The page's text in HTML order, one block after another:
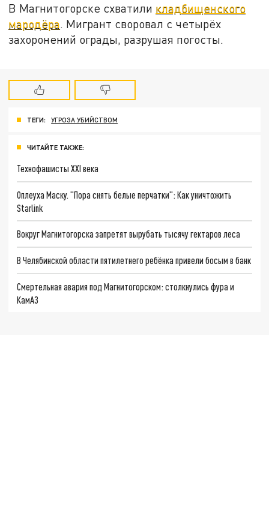
В Магнитогорске схватили кладбищенского
мародёра . Мигрант своровал с четырёх
захоронений ограды, разрушая погосты.
ТЕГИ: УГРОЗА УБИЙСТВОМ
ЧИТАЙТЕ ТАКЖЕ:
Технофашисты XXI века
Оплеуха Маску. "Пора снять белые перчатки": Как уничтожить
Starlink
Вокруг Магнитогорска запретят вырубать тысячу гектаров леса
В Челябинской области пятилетнего ребёнка привели босым в банк
Смертельная авария под Магнитогорском: столкнулись фура и
КамАЗ